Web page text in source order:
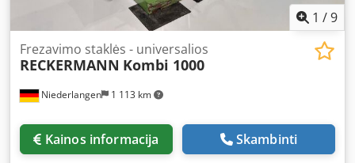
1 /9
Niederlangen 1 113 km
Frezavimo staklės - universalios
RECKERMANN Kombi 1000
Kainos informacija Skambinti